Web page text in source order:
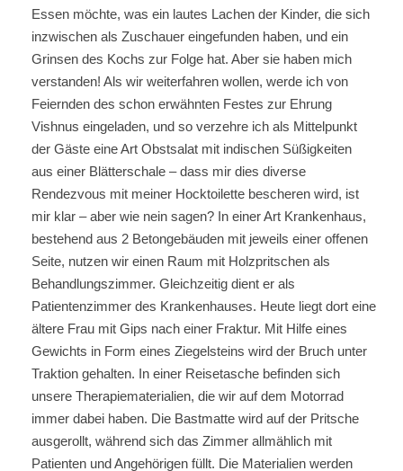
Essen möchte, was ein lautes Lachen der Kinder, die sich
inzwischen als Zuschauer eingefunden haben, und ein
Grinsen des Kochs zur Folge hat. Aber sie haben mich
verstanden! Als wir weiterfahren wollen, werde ich von
Feiernden des schon erwähnten Festes zur Ehrung
Vishnus eingeladen, und so verzehre ich als Mittelpunkt
der Gäste eine Art Obstsalat mit indischen Süßigkeiten
aus einer Blätterschale – dass mir dies diverse
Rendezvous mit meiner Hocktoilette bescheren wird, ist
mir klar – aber wie nein sagen? In einer Art Krankenhaus,
bestehend aus 2 Betongebäuden mit jeweils einer offenen
Seite, nutzen wir einen Raum mit Holzpritschen als
Behandlungszimmer. Gleichzeitig dient er als
Patientenzimmer des Krankenhauses. Heute liegt dort eine
ältere Frau mit Gips nach einer Fraktur. Mit Hilfe eines
Gewichts in Form eines Ziegelsteins wird der Bruch unter
Traktion gehalten. In einer Reisetasche befinden sich
unsere Therapiematerialien, die wir auf dem Motorrad
immer dabei haben. Die Bastmatte wird auf der Pritsche
ausgerollt, während sich das Zimmer allmählich mit
Patienten und Angehörigen füllt. Die Materialien werden